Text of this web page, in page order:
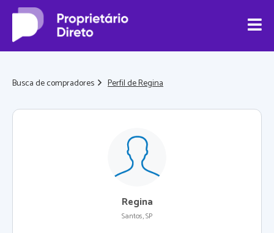
Busca de compradores Perfil de Regina
Regina
Santos, SP